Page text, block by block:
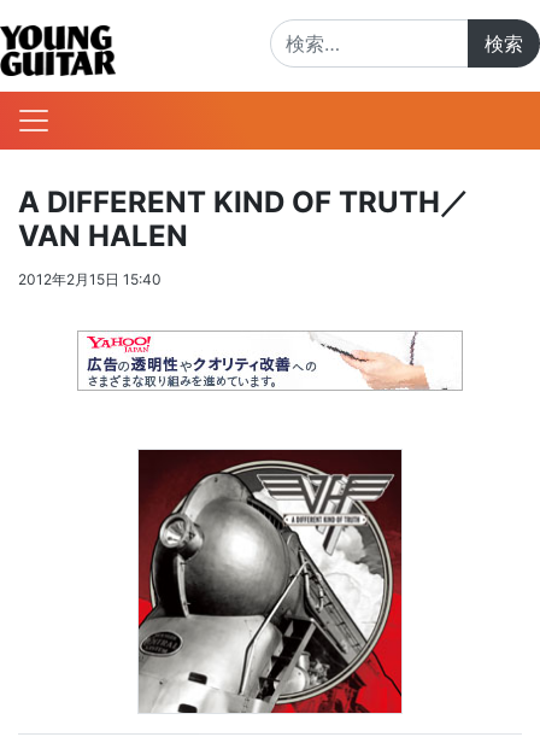
A DIFFERENT KIND OF TRUTH／
VAN HALEN
2012年2月15日 15:40